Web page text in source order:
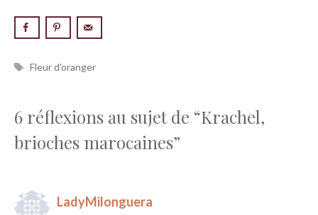
Étiquettes
Fleur d'oranger
6 réflexions au sujet de “Krachel,
brioches marocaines”
LadyMilonguera